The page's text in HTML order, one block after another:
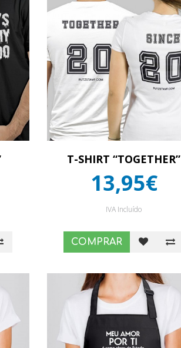
T-SHIRT “TOGETHER”
13,95€
IVA Incluído
COMPRAR